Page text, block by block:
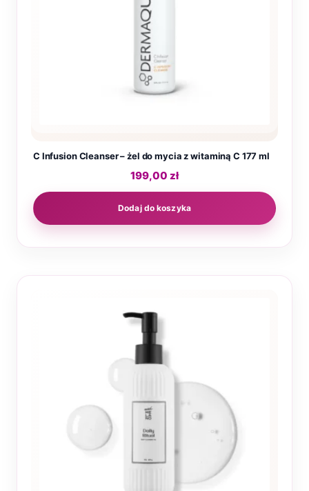
C Infusion Cleanser – żel do mycia z witaminą C 177 ml
199,00 zł
Dodaj do koszyka